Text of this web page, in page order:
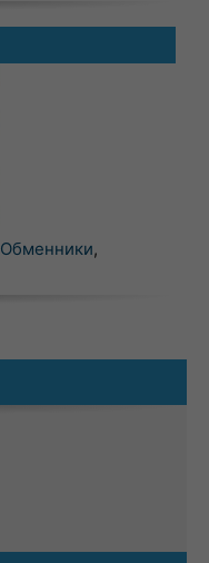
Обменники,